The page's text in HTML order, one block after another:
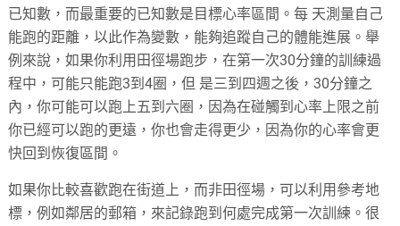
已知數，而最重要的已知數是目標心率區間。每 天測量自己
能跑的距離，以此作為變數，能夠追蹤自己的體能進展。舉
例來說，如果你利用田徑場跑步，在第一次30分鐘的訓練過
程中，可能只能跑3到4圈，但 是三到四週之後，30分鐘之
內，你可能可以跑上五到六圈，因為在碰觸到心率上限之前
你已經可以跑的更遠，你也會走得更少，因為你的心率會更
快回到恢復區間。
如果你比較喜歡跑在街道上，而非田徑場，可以利用參考地
標，例如鄰居的郵箱，來記錄跑到何處完成第一次訓練。很